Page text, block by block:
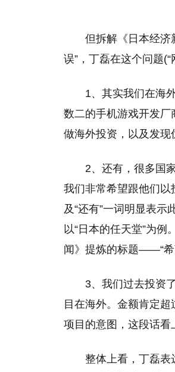
但拆解《日本经济
误”，丁磊在这个问题
1、其实我们在海
数二的手机游戏开发厂
做海外投资，以及发现
2、还有，很多国
我们非常希望跟他们以
及“还有”一词明显表
以“日本的任天堂”为
闻》提炼的标题——“希
3、我们过去投资
目在海外。金额肯定
项目的意图，这段话
整体上看，丁磊表